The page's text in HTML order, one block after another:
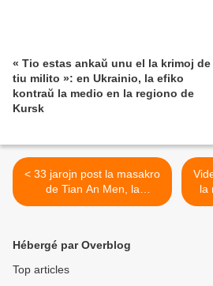
« Tio estas ankaŭ unu el la krimoj de
tiu milito »: en Ukrainio, la efiko
kontraŭ la medio en la regiono de
Kursk
< 33 jarojn post la masakro
de Tian An Men, la
memorfesto estas
la
Hébergé par Overblog
Top articles